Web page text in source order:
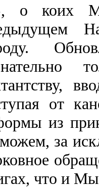
о коих
от
из
за
что и